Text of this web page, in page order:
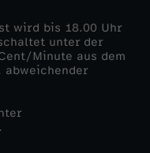
wird bis 18.00 Uhr
unter der
Minute aus dem
abweichender